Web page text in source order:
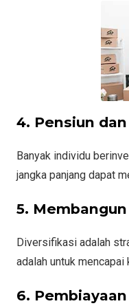
4. Pensiun
Banyak individu
jangka panjang dapat
5.
Diversifikasi adalah
adalah untuk
6.